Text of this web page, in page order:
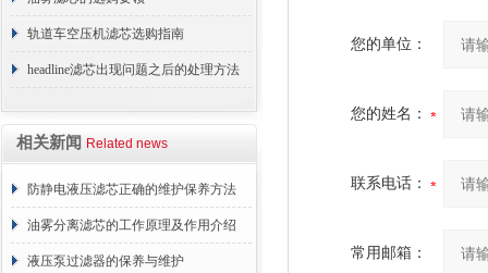
轨道车空压机滤芯选购指南
headline滤芯出现问题之后的处理方法
相关新闻 Related news
防静电液压滤芯正确的维护保养方法
油雾分离滤芯的工作原理及作用介绍
液压泵过滤器的保养与维护
您的单位：
您的姓名：
联系电话：
常用邮箱：